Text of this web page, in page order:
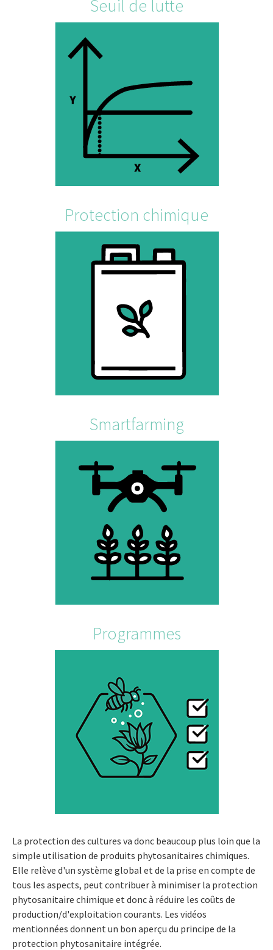
Seuil de lutte
Protection chimique
Smartfarming
Programmes
La protection des cultures va donc beaucoup plus loin que la
simple utilisation de produits phytosanitaires chimiques.
Elle relève d'un système global et de la prise en compte de
tous les aspects, peut contribuer à minimiser la protection
phytosanitaire chimique et donc à réduire les coûts de
production/d'exploitation courants. Les vidéos
mentionnées donnent un bon aperçu du principe de la
protection phytosanitaire intégrée.